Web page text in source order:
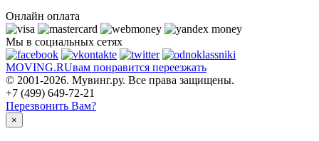
Онлайн оплата
Мы в социальных сетях
MOVING.RUвам понравится переезжать
© 2001-2026. Мувинг.ру. Все права защищены.
+7 (499) 649-72-21
Перезвонить Вам?
×